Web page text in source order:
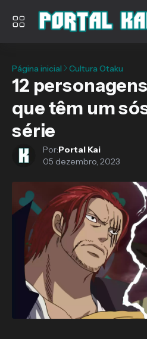
Página inicial Cultura Otaku
12
que têm um
série
Por:Portal Kai
05 dezembro, 2023